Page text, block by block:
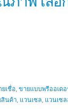
เชื่อ,ขายแบบพรีออเดอ
สินค้า, แวนเซล, แวนเซ